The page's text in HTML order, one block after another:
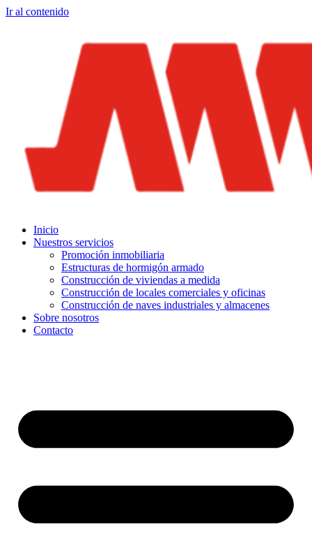
Ir al contenido
Inicio
Nuestros servicios
Promoción inmobiliaria
Estructuras de hormigón armado
Construcción de viviendas a medida
Construcción de locales comerciales y oficinas
Construcción de naves industriales y almacenes
Sobre nosotros
Contacto